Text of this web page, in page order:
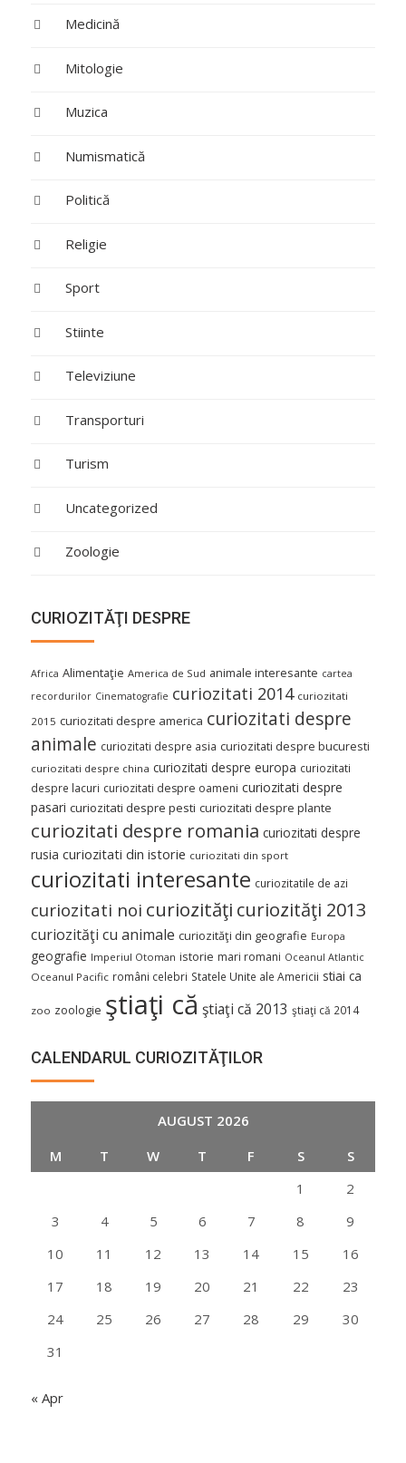
Medicină
Mitologie
Muzica
Numismatică
Politică
Religie
Sport
Stiinte
Televiziune
Transporturi
Turism
Uncategorized
Zoologie
CURIOZITĂŢI DESPRE
Africa Alimentaţie America de Sud animale interesante cartea
recordurilor Cinematografie curiozitati 2014 curiozitati
2015 curiozitati despre america curiozitati despre
animale curiozitati despre asia curiozitati despre bucuresti
curiozitati despre china curiozitati despre europa curiozitati
despre lacuri curiozitati despre oameni curiozitati despre
pasari curiozitati despre pesti curiozitati despre plante
curiozitati despre romania curiozitati despre
rusia curiozitati din istorie curiozitati din sport
curiozitati interesante curiozitatile de azi
curiozitati noi curiozităţi curiozităţi 2013
curiozităţi cu animale curiozităţi din geografie Europa
geografie Imperiul Otoman istorie mari romani Oceanul Atlantic
Oceanul Pacific români celebri Statele Unite ale Americii stiai ca
zoo zoologie ştiaţi că ştiaţi că 2013 ştiaţi că 2014
CALENDARUL CURIOZITĂŢILOR
AUGUST 2026
M
T W T F S
S
1
2
3
4 5 6 7 8
9
10
11 12 13 14 15
16
17
18 19 20 21 22
23
24
25 26 27 28 29
30
31
« Apr